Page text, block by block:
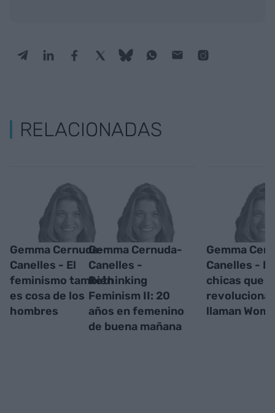
RELACIONADAS
Gemma Cernuda-
Canelles - El
feminismo también
es cosa de los
hombres
Gemma Cernuda-
Canelles -
Rethinking
Feminism II: 20
años en femenino
de buena mañana
Gemma
Canelles -
chicas que
llaman